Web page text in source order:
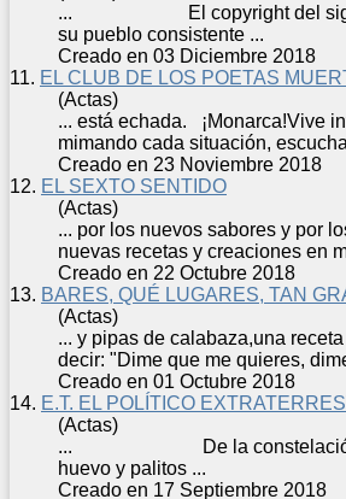
... El copyright del
su pueblo consistente ...
Creado en 03 Diciembre 2018
11. EL CLUB DE LOS POETAS
(Actas)
... está echada. ¡Monarca!Vive
mimando cada situación,
Creado en 23 Noviembre 2018
12. EL SEXTO SENTIDO
(Actas)
... por los nuevos sabores y por
nuevas recetas y creaciones
Creado en 22 Octubre 2018
13. BARES, QUÉ LUGARES, TAN
(Actas)
... y pipas de calabaza,una receta
decir: "Dime que me quieres,
Creado en 01 Octubre 2018
14. E.T. EL POLÍTICO
(Actas)
... De la constelación
huevo y palitos ...
Creado en 17 Septiembre 2018